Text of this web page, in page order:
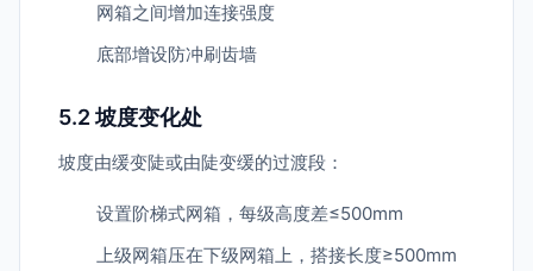
网箱之间增加连接强度
底部增设防冲刷齿墙
5.2 坡度变化处
坡度由缓变陡或由陡变缓的过渡段：
设置阶梯式网箱，每级高度差≤500mm
上级网箱压在下级网箱上，搭接长度≥500mm